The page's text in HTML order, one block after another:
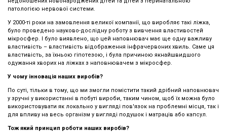
патологією нервової системи.
У 2000-ті роки на замовлення великої компанії, що виробляє такі ліжка,
було проведено науково-дослідну роботу з вивчення властивостей
мікросфер. І було виявлено, що цей наповнювач має ще одну важливу
властивість – властивість відображення інфрачервоних хвиль. Саме ця
властивість, за їхньою гіпотезою, і була причиною якнайшвидшого
одужання хворих на ліжках з наповнювачем з мікросфер.
У чому інновація наших виробів?
По суті, тільки в тому, що ми змогли помістити такий дрібний наповнювач
у зручні у використанні в побуті вироби, таким чином, щоб їх можна було
використовувати як локально у вигляді пов'язок на проблемні місця, так і
для впливу на весь організм у вигляді подушок і матраців або капсул.
Тож який принцип роботи наших виробів?